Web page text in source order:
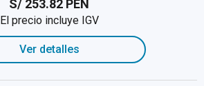
S/ 253.82 PEN
El precio incluye IGV
Ver detalles